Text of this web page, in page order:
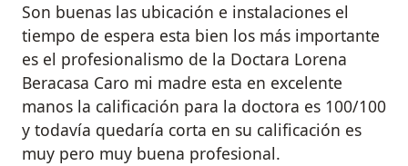
Son buenas las ubicación e instalaciones el
tiempo de espera esta bien los más importante
es el profesionalismo de la Doctara Lorena
Beracasa Caro mi madre esta en excelente
manos la calificación para la doctora es 100/100
y todavía quedaría corta en su calificación es
muy pero muy buena profesional.